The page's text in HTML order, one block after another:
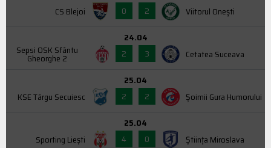
CS Blejoi
0
2 Viitorul Onești
Sepsi OSK Sfântu
Gheorghe 2
24.04
2
3 Cetatea Suceava
KSE Târgu Secuiesc
25.04
2
2 Şoimii Gura Humorului
Sporting Liești
25.04
4
0 Știința Miroslava